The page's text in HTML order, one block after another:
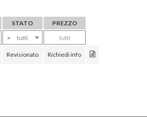
STATO
PREZZO
× tutti tutti
Revisionato Richiedi info